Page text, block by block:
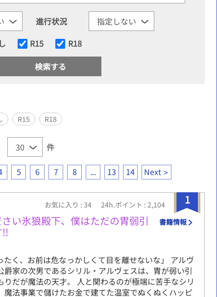
進行状況
R15 R18
R15 R18
件
5 6 7 8 ... 13 14 Next
1
お気に入り : 34 24h.ポイント : 2,104
い氷狼殿下、僕はただの胃弱引 書籍情報
たく、お前は危なっかしくて目を離せないな」 アルヴ
爵家の次男であるシリル・アルヴェスは、胃が弱い引
りだが魔法の天才。 人と関わるのが極端に苦手なシリ
魔法事業で儲けたお金で建てた温室でぬくぬくハッピ